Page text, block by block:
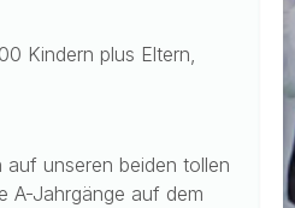
Kindern plus Eltern,
auf unseren beiden tollen
A-Jahrgänge auf dem